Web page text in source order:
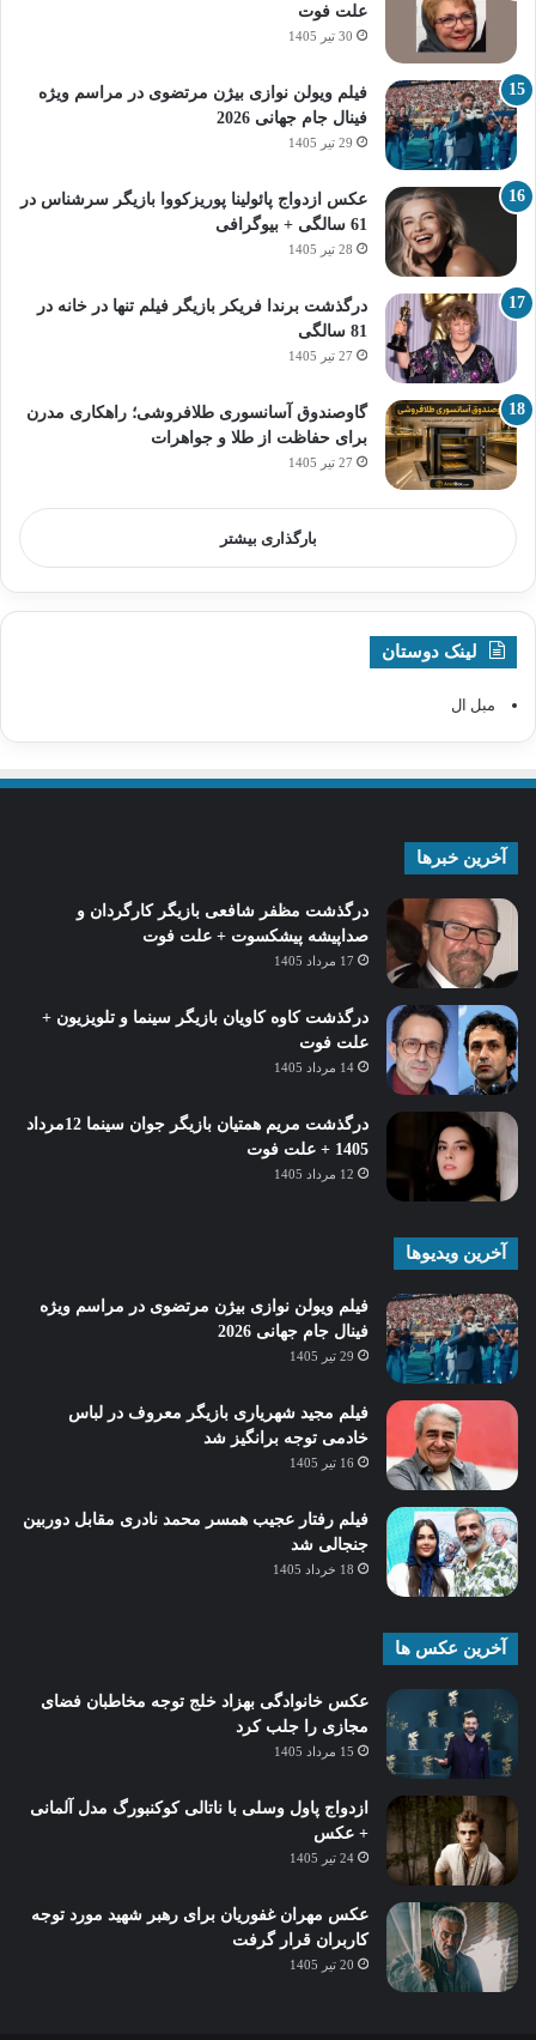
علت فوت
30 تیر 1405
فیلم ویولن نوازی بیژن مرتضوی در مراسم ویژه
فینال جام جهانی 2026
29 تیر 1405
عکس ازدواج پائولینا پوریزکووا بازیگر سرشناس در
61 سالگی + بیوگرافی
28 تیر 1405
درگذشت برندا فریکر بازیگر فیلم تنها در خانه در
81 سالگی
27 تیر 1405
گاوصندوق آسانسوری طلافروشی؛ راهکاری مدرن
برای حفاظت از طلا و جواهرات
27 تیر 1405
بارگذاری بیشتر
لینک دوستان
مبل ال
آخرین خبرها
درگذشت مظفر شافعی بازیگر کارگردان و
صداپیشه پیشکسوت + علت فوت
17 مرداد 1405
درگذشت کاوه کاویان بازیگر سینما و تلویزیون +
علت فوت
14 مرداد 1405
درگذشت مریم همتیان بازیگر جوان سینما 12مرداد
1405 + علت فوت
12 مرداد 1405
آخرین ویدیوها
فیلم ویولن نوازی بیژن مرتضوی در مراسم ویژه
فینال جام جهانی 2026
29 تیر 1405
فیلم مجید شهریاری بازیگر معروف در لباس
خادمی توجه برانگیز شد
16 تیر 1405
فیلم رفتار عجیب همسر محمد نادری مقابل دوربین
جنجالی شد
18 خرداد 1405
آخرین عکس ها
عکس خانوادگی بهزاد خلج توجه مخاطبان فضای
مجازی را جلب کرد
15 مرداد 1405
ازدواج پاول وسلی با ناتالی کوکنبورگ مدل آلمانی
+ عکس
24 تیر 1405
عکس مهران غفوریان برای رهبر شهید مورد توجه
کاربران قرار گرفت
20 تیر 1405